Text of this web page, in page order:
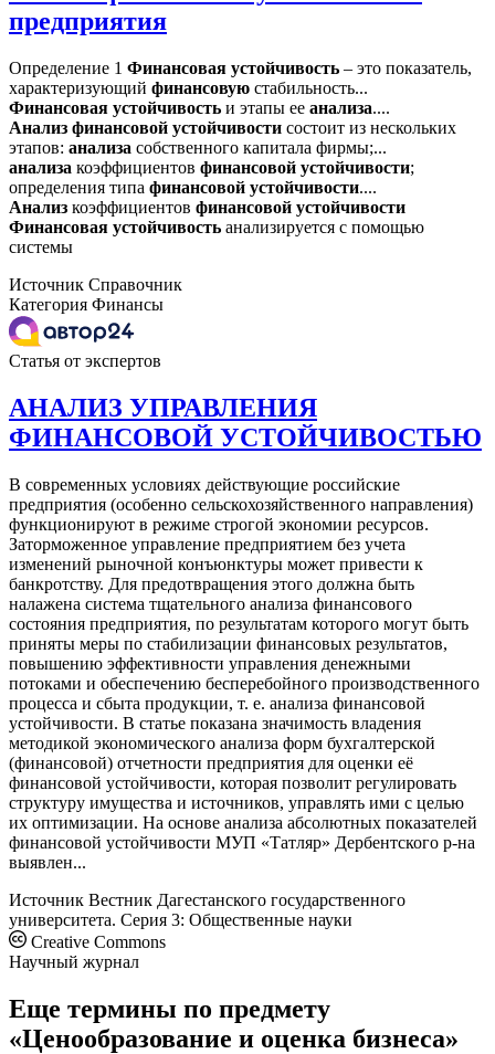
предприятия
Определение 1 Финансовая устойчивость – это показатель,
характеризующий финансовую стабильность...
Финансовая устойчивость и этапы ее анализа....
Анализ финансовой устойчивости состоит из нескольких
этапов: анализа собственного капитала фирмы;...
анализа коэффициентов финансовой устойчивости;
определения типа финансовой устойчивости....
Анализ коэффициентов финансовой устойчивости
Финансовая устойчивость анализируется с помощью
системы
Источник Справочник
Категория Финансы
Статья от экспертов
АНАЛИЗ УПРАВЛЕНИЯ
ФИНАНСОВОЙ УСТОЙЧИВОСТЬЮ
В современных условиях действующие российские
предприятия (особенно сельскохозяйственного направления)
функционируют в режиме строгой экономии ресурсов.
Заторможенное управление предприятием без учета
изменений рыночной конъюнктуры может привести к
банкротству. Для предотвращения этого должна быть
налажена система тщательного анализа финансового
состояния предприятия, по результатам которого могут быть
приняты меры по стабилизации финансовых результатов,
повышению эффективности управления денежными
потоками и обеспечению бесперебойного производственного
процесса и сбыта продукции, т. е. анализа финансовой
устойчивости. В статье показана значимость владения
методикой экономического анализа форм бухгалтерской
(финансовой) отчетности предприятия для оценки её
финансовой устойчивости, которая позволит регулировать
структуру имущества и источников, управлять ими с целью
их оптимизации. На основе анализа абсолютных показателей
финансовой устойчивости МУП «Татляр» Дербентского р-на
выявлен...
Источник Вестник Дагестанского государственного
университета. Серия 3: Общественные науки
Creative Commons
Научный журнал
Еще термины по предмету
«Ценообразование и оценка бизнеса»